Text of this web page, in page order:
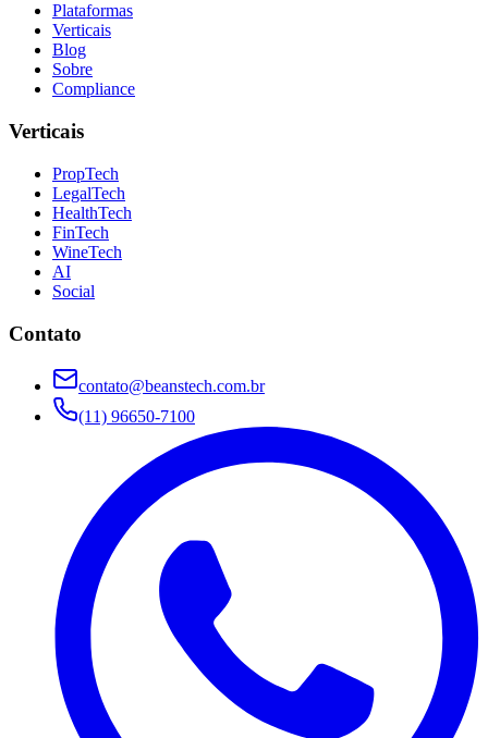
Plataformas
Verticais
Blog
Sobre
Compliance
Verticais
PropTech
LegalTech
HealthTech
FinTech
WineTech
AI
Social
Contato
contato@beanstech.com.br
(11) 96650-7100